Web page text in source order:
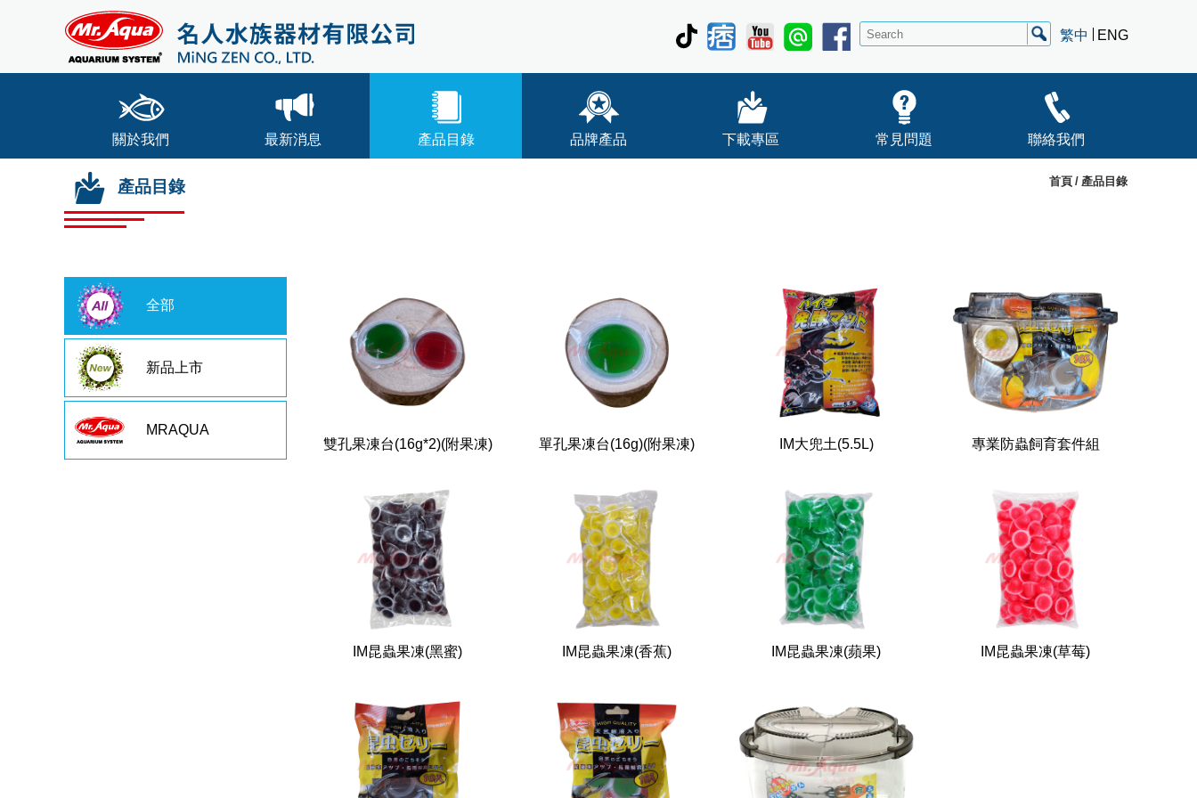
繁中 ENG
關於我們 最新消息 產品目錄 品牌產品 下載專區 常見問題 聯絡我們
產品目錄 首頁 產品目錄
全部
新品上市
MRAQUA
雙孔果凍台(16g*2)(附果凍)
單孔果凍台(16g)(附果凍) IM大兜土(5.5L) 專業防蟲飼育套件組
IM昆蟲果凍(黑蜜) IM昆蟲果凍(香蕉) IM昆蟲果凍(蘋果) IM昆蟲果凍(草莓)